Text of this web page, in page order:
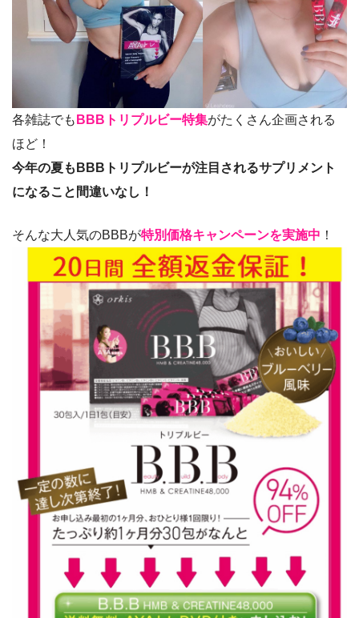
各雑誌でも BBBトリプルビー特集がたくさん企画される
ほど！
今年の夏もBBBトリプルビーが注目されるサプリメント
になること間違いなし！
そんな大人気のBBBが特別価格キャンペーンを実施中 ！